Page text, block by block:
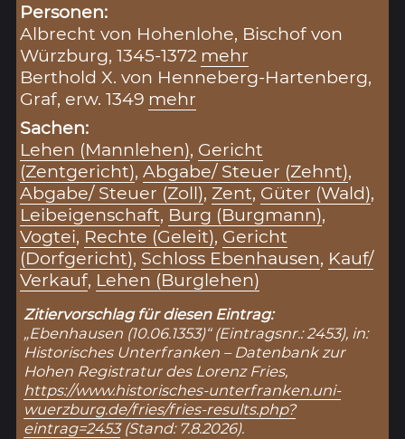
Personen:
Albrecht von Hohenlohe, Bischof von
Würzburg, 1345-1372 mehr
Berthold X. von Henneberg-Hartenberg,
Graf, erw. 1349 mehr
Sachen:
Lehen (Mannlehen), Gericht
(Zentgericht),Abgabe/ Steuer (Zehnt),
Abgabe/ Steuer (Zoll),Zent, Güter (Wald),
Leibeigenschaft, Burg (Burgmann),
Vogtei, Rechte (Geleit), Gericht
(Dorfgericht), Schloss Ebenhausen, Kauf/
Verkauf, Lehen (Burglehen)
Zitiervorschlag für diesen Eintrag:
„Ebenhausen (10.06.1353)“ (Eintragsnr.: 2453), in:
Historisches Unterfranken – Datenbank zur
Hohen Registratur des Lorenz Fries,
https://www.historisches-unterfranken.uni-
wuerzburg.de/fries/fries-results.php?
eintrag=2453(Stand: 7.8.2026).